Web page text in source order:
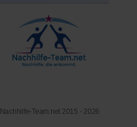
Team.net 2015 - 2026